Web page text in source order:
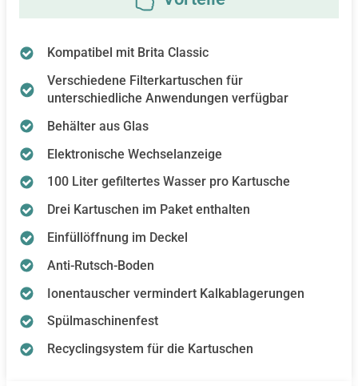
Kompatibel mit Brita Classic
Verschiedene Filterkartuschen für
unterschiedliche Anwendungen verfügbar
Behälter aus Glas
Elektronische Wechselanzeige
100 Liter gefiltertes Wasser pro Kartusche
Drei Kartuschen im Paket enthalten
Einfüllöffnung im Deckel
Anti-Rutsch-Boden
Ionentauscher vermindert Kalkablagerungen
Spülmaschinenfest
Recyclingsystem für die Kartuschen